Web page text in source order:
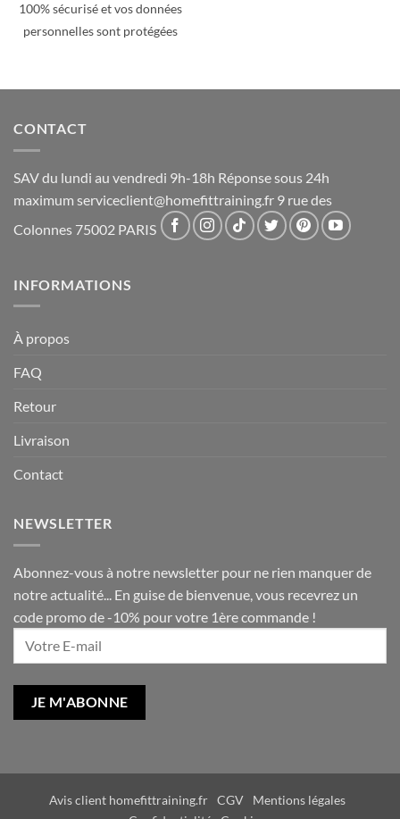
100% sécurisé et vos données
personnelles sont protégées
CONTACT
SAV du lundi au vendredi 9h-18h Réponse sous 24h
maximum serviceclient@homefittraining.fr 9 rue des
Colonnes 75002 PARIS
INFORMATIONS
À propos
FAQ
Retour
Livraison
Contact
NEWSLETTER
Abonnez-vous à notre newsletter pour ne rien manquer de
notre actualité... En guise de bienvenue, vous recevrez un
code promo de -10% pour votre 1ère commande !
Avis client homefittraining.fr CGV
Mentions légales